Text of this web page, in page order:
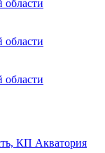
области
области
области
КП Акватория